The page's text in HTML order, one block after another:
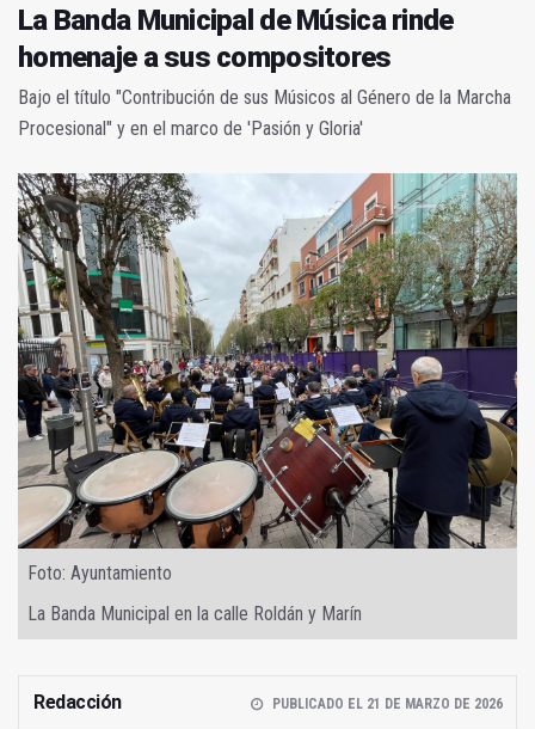
La Banda Municipal de Música rinde
homenaje a sus compositores
Bajo el título "Contribución de sus Músicos al Género de la Marcha
Procesional" y en el marco de 'Pasión y Gloria'
Foto: Ayuntamiento
La Banda Municipal en la calle Roldán y Marín
Redacción PUBLICADO EL 21 DE MARZO DE 2026